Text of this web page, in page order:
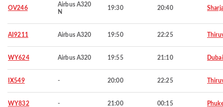
OV246
Airbus A320
N
19:30 20:40
AI9211 Airbus A320 19:50 22:25
WY624 Airbus A320 19:55 21:10 Dubai
IX549 - 20:00 22:25
WY832 - 21:00 00:15